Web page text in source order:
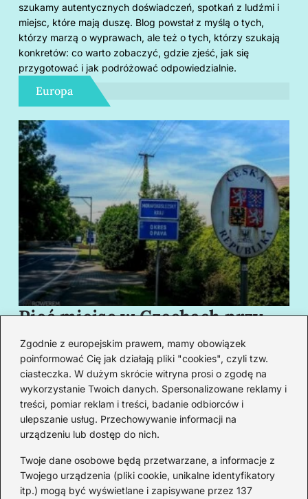
Zgodnie z europejskim prawem, mamy obowiązek
poinformować Cię jak działają pliki "cookies", czyli tzw.
ciasteczka. W dużym skrócie witryna prosi o zgodę na
wykorzystanie Twoich danych. Spersonalizowane reklamy i
treści, pomiar reklam i treści, badanie odbiorców i
ulepszanie usług. Przechowywanie informacji na
urządzeniu lub dostęp do nich.
Twoje dane osobowe będą przetwarzane, a informacje z
Twojego urządzenia (pliki cookie, unikalne identyfikatory
itp.) mogą być wyświetlane i zapisywane przez 137
szukamy autentycznych doświadczeń, spotkań z ludźmi i
miejsc, które mają duszę. Blog powstał z myślą o tych,
którzy marzą o wyprawach, ale też o tych, którzy szukają
konkretów: co warto zobaczyć, gdzie zjeść, jak się
przygotować i jak podróżować odpowiedzialnie.
Europa
Pięć miejsc w Czechach przy
granicy, które cię oczarują
swoim urokiem
Redakcja
Od lat podróżuję, by poznawać świat z bliska – nie tylko
przez pryzmat zabytków, ale przede wszystkim ludzi,
smaków i codzienności.
Redakcja: Michalina Staszic